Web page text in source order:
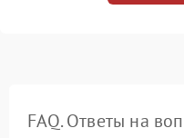
FAQ. Ответы на